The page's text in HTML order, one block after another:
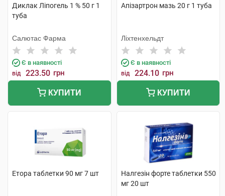
Диклак Ліпогель 1 % 50 г 1
туба
Салютас Фарма
Є в наявності
від 223.50 грн
КУПИТИ
Апізартрон мазь 20 г 1 туба
Ліхтенхельдт
Є в наявності
від 224.10 грн
КУПИТИ
Етора таблетки 90 мг 7 шт
Налгезін форте таблетки 550
мг 20 шт